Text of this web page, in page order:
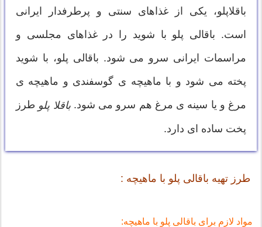
باقلاپلو، یکی از غذاهای سنتی و پرطرفدار ایرانی
است. باقالی پلو با شوید را در غذاهای مجلسی و
مراسمات ایرانی سرو می شود. باقالی پلو، با شوید
پخته می شود و با ماهیچه ی گوسفندی و ماهیچه ی
مرغ و یا سینه ی مرغ هم سرو می شود.باقلا پلو طرز
پخت ساده ای دارد.
طرز تهیه باقالی پلو با ماهیچه :
مواد لازم برای باقالی پلو با ماهیچه: